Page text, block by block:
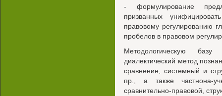
- формулирование
призванных
правовому регулированию
пробелов в правовом
Методологическую базу
диалектический метод
сравнение, системный и
пр., а также частнона-
сравнительно-правовой,